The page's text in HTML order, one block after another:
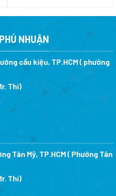
là:
12.990.000 ₫.
NHUẬN
cầu kiệu, TP.HCM ( phường
Thi)
Tân Mỹ, TP.HCM ( Phường Tân
Thi)